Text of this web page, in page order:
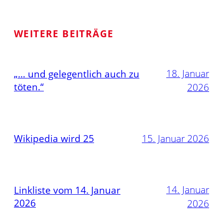
WEITERE BEITRÄGE
„… und gelegentlich auch zu
töten.“
18. Januar
2026
Wikipedia wird 25 15. Januar 2026
Linkliste vom 14. Januar
2026
14. Januar
2026